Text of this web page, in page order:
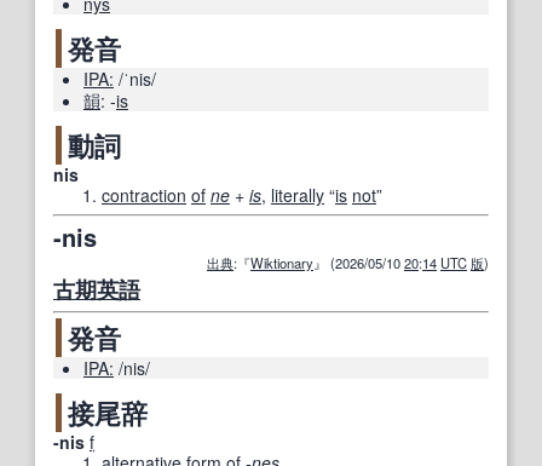
発音
IPA: /ˈnis/
韻: -is
動詞
nis
contraction of ne +‎ is, literally “is not”
-nis
出典:『Wiktionary』 (2026/05/1020:14 UTC 版)
古期英語
発音
IPA: /nis/
接尾辞
-nis f